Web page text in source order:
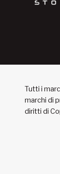
Tutti i
marchi di
diritti di